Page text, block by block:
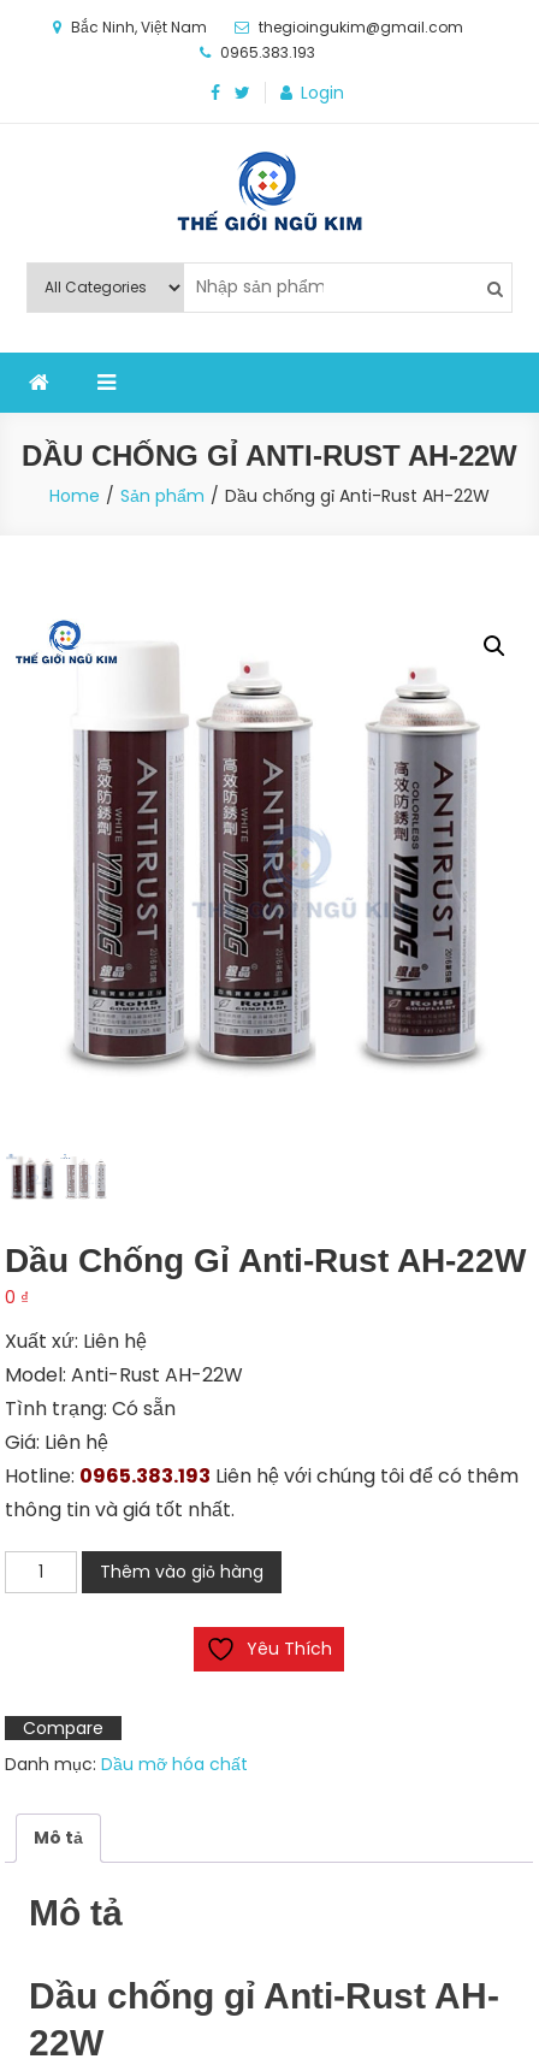
Bắc Ninh, Việt Nam
thegioingukim@gmail.com
0965.383.193
Login
Thế Giới Ngũ Kim
nghiệp sản xuất
DẦU CHỐNG GỈ ANTI-RUST AH-22W
Home Sản phẩm Dầu chống gỉ Anti-Rust AH-22W
Dầu Chống Gỉ Anti-Rust AH-22W
0 ₫
Xuất xứ: Liên hệ
Model: Anti-Rust AH-22W
Tình trạng: Có sẵn
Giá: Liên hệ
Hotline: 0965.383.193 Liên hệ với chúng tôi để có thêm
thông tin và giá tốt nhất.
chống
AH-
22W
số
Thêm vào giỏ hàng
Yêu Thích
Compare
Danh mục:Dầu mỡ hóa chất
Mô tả
Mô tả
Dầu chống gỉ Anti-Rust AH-
22W